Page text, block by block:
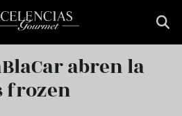
abren la
frozen